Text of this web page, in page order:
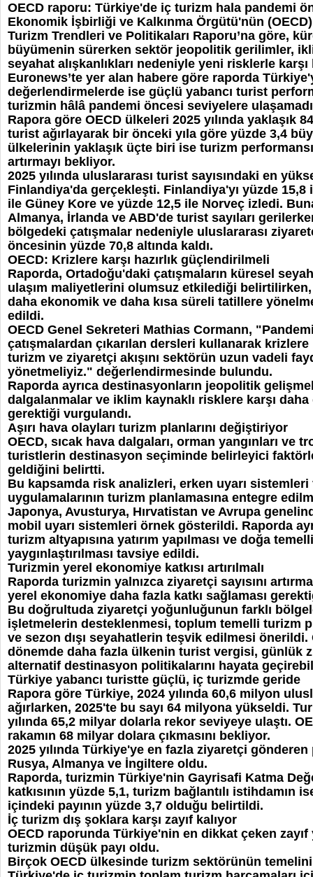
OECD raporu: Türkiye'de iç turizm hala pandemi
Ekonomik İşbirliği ve Kalkınma Örgütü'nün (OECD)
Turizm Trendleri ve Politikaları Raporu’na göre,
büyümenin sürerken sektör jeopolitik gerilimler,
seyahat alışkanlıkları nedeniyle yeni risklerle karşı
Euronews’te yer alan habere göre raporda
değerlendirmelerde ise güçlü yabancı turist
turizmin hâlâ pandemi öncesi seviyelere
Rapora göre OECD ülkeleri 2025 yılında yaklaşık
turist ağırlayarak bir önceki yıla göre yüzde 3,4
ülkelerinin yaklaşık üçte biri ise turizm
artırmayı bekliyor.
2025 yılında uluslararası turist sayısındaki en
Finlandiya'da gerçekleşti. Finlandiya'yı yüzde 15,8
ile Güney Kore ve yüzde 12,5 ile Norveç izledi.
Almanya, İrlanda ve ABD'de turist sayıları
bölgedeki çatışmalar nedeniyle uluslararası
öncesinin yüzde 70,8 altında kaldı.
OECD: Krizlere karşı hazırlık güçlendirilmeli
Raporda, Ortadoğu'daki çatışmaların küresel
ulaşım maliyetlerini olumsuz etkilediği
daha ekonomik ve daha kısa süreli tatillere
edildi.
OECD Genel Sekreteri Mathias Cormann,
çatışmalardan çıkarılan dersleri kullanarak krizlere
turizm ve ziyaretçi akışını sektörün uzun vadeli
yönetmeliyiz." değerlendirmesinde bulundu.
Raporda ayrıca destinasyonların jeopolitik
dalgalanmalar ve iklim kaynaklı risklere karşı daha
gerektiği vurgulandı.
Aşırı hava olayları turizm planlarını değiştiriyor
OECD, sıcak hava dalgaları, orman yangınları ve
turistlerin destinasyon seçiminde belirleyici
geldiğini belirtti.
Bu kapsamda risk analizleri, erken uyarı
uygulamalarının turizm planlamasına entegre
Japonya, Avusturya, Hırvatistan ve Avrupa
mobil uyarı sistemleri örnek gösterildi. Raporda
turizm altyapısına yatırım yapılması ve doğa
yaygınlaştırılması tavsiye edildi.
Turizmin yerel ekonomiye katkısı artırılmalı
Raporda turizmin yalnızca ziyaretçi sayısını
yerel ekonomiye daha fazla katkı sağlaması
Bu doğrultuda ziyaretçi yoğunluğunun farklı
işletmelerin desteklenmesi, toplum temelli turizm
ve sezon dışı seyahatlerin teşvik edilmesi önerildi.
dönemde daha fazla ülkenin turist vergisi, günlük
alternatif destinasyon politikalarını hayata
Türkiye yabancı turistte güçlü, iç turizmde geride
Rapora göre Türkiye, 2024 yılında 60,6 milyon
ağırlarken, 2025'te bu sayı 64 milyona yükseldi.
yılında 65,2 milyar dolarla rekor seviyeye ulaştı.
rakamın 68 milyar dolara çıkmasını bekliyor.
2025 yılında Türkiye'ye en fazla ziyaretçi gönderen
Rusya, Almanya ve İngiltere oldu.
Raporda, turizmin Türkiye'nin Gayrisafi Katma
katkısının yüzde 5,1, turizm bağlantılı istihdamın
içindeki payının yüzde 3,7 olduğu belirtildi.
İç turizm dış şoklara karşı zayıf kalıyor
OECD raporunda Türkiye'nin en dikkat çeken
turizmin düşük payı oldu.
Birçok OECD ülkesinde turizm sektörünün